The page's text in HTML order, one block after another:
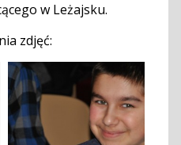
w Leżajsku.
zdjęć: